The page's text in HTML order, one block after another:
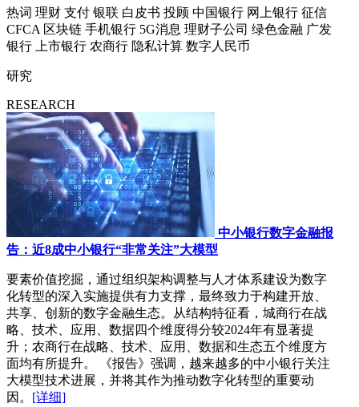
热词 理财 支付 银联 白皮书 投顾 中国银行 网上银行 征信
CFCA 区块链 手机银行 5G消息 理财子公司 绿色金融 广发
银行
上市银行 农商行 隐私计算 数字人民币
研究
RESEARCH
中小银行数字金融报
告：近8成中小银行“非常关注”大模型
要素价值挖掘，通过组织架构调整与人才体系建设为数字
化转型的深入实施提供有力支撑，最终致力于构建开放、
共享、创新的数字金融生态。从结构特征看，城商行在战
略、技术、应用、数据四个维度得分较2024年有显著提
升；农商行在战略、技术、应用、数据和生态五个维度方
面均有所提升。 《报告》强调，越来越多的中小银行关注
大模型技术进展，并将其作为推动数字化转型的重要动
因。 [详细]